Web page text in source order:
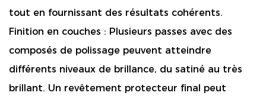
tout en fournissant des résultats cohérents.
Finition en couches : Plusieurs passes avec des
composés de polissage peuvent atteindre
différents niveaux de brillance, du satiné au très
brillant. Un revêtement protecteur final peut